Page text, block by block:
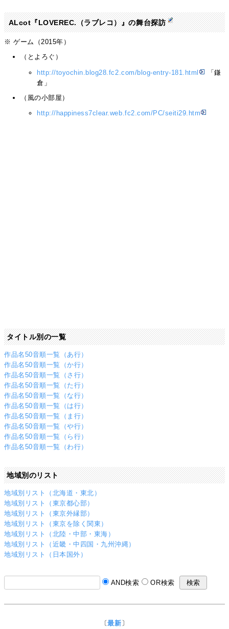
ALcot『LOVEREC.（ラブレコ）』の舞台探訪
※ ゲーム（2015年）
（とよろぐ）
http://toyochin.blog28.fc2.com/blog-entry-181.html
「鎌
倉」
（風の小部屋）
http://happiness7clear.web.fc2.com/PC/seiti29.htm
タイトル別の一覧
作品名50音順一覧（あ行）
作品名50音順一覧（か行）
作品名50音順一覧（さ行）
作品名50音順一覧（た行）
作品名50音順一覧（な行）
作品名50音順一覧（は行）
作品名50音順一覧（ま行）
作品名50音順一覧（や行）
作品名50音順一覧（ら行）
作品名50音順一覧（わ行）
地域別のリスト
地域別リスト（北海道・東北）
地域別リスト（東京都心部）
地域別リスト（東京外縁部）
地域別リスト（東京を除く関東）
地域別リスト（北陸・中部・東海）
地域別リスト（近畿・中四国・九州沖縄）
地域別リスト（日本国外）
AND検索 OR検索
〔最新 〕